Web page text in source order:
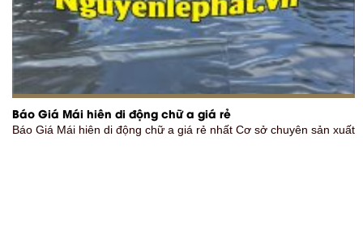
Báo Giá Mái hiên di động chữ a giá rẻ
Báo Giá Mái hiên di động chữ a giá rẻ nhất Cơ sở chuyên sản xuất